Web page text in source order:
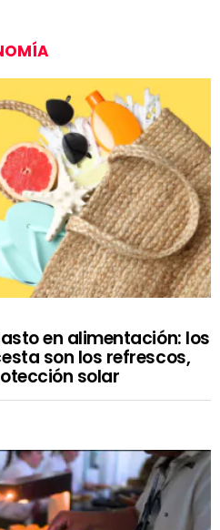
en alimentación: los
son los refrescos,
solar